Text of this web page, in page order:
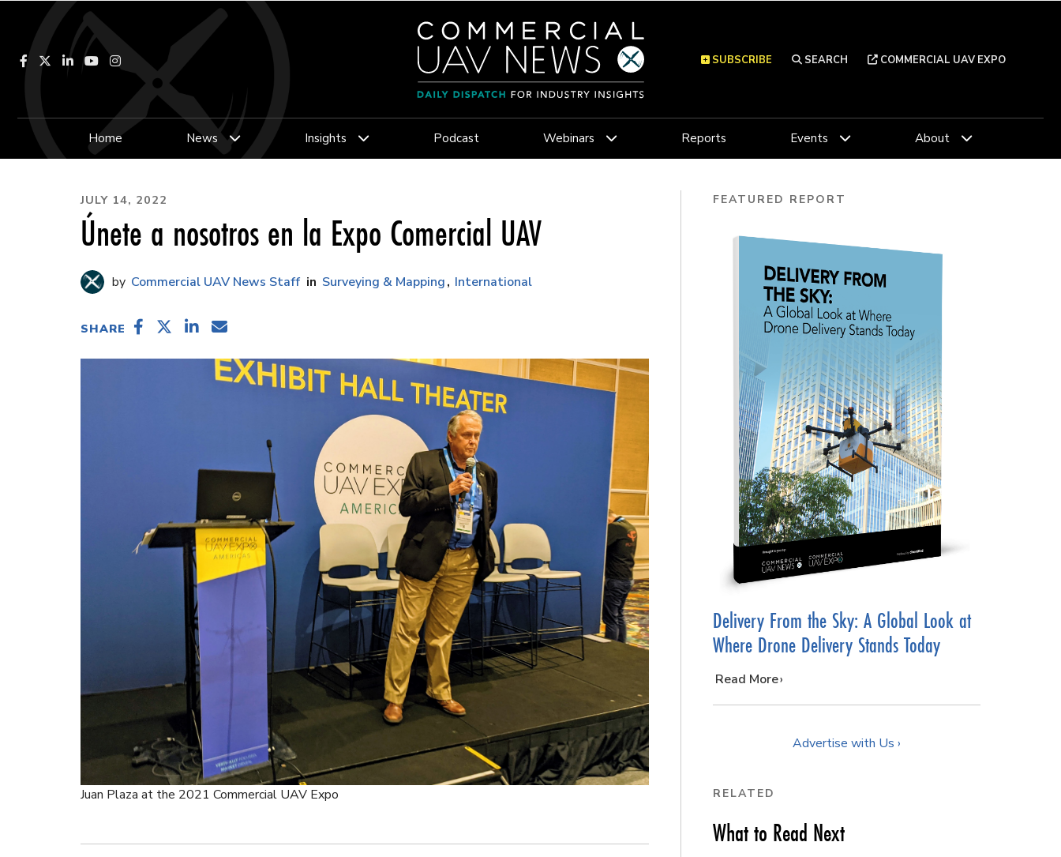
Facebook LinkedInYouTubeInstagram SEARCH COMMERCIAL UAV EXPO
SUBSCRIBE
Home News Insights Podcast Webinars Reports Events About
JULY 14, 2022
Únete a nosotros en la Expo Comercial UAV
Commercial UAV News Staff Surveying & Mapping International
SHARE
Juan Plaza at the 2021 Commercial UAV Expo
FEATURED REPORT
Delivery From the Sky: A Global Look at
Where Drone Delivery Stands Today
…
Read More
Advertise with Us ›
RELATED
What to Read Next